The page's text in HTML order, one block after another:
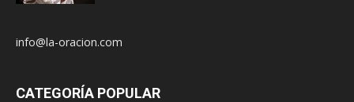
info@la-oracion.com
CATEGORÍA POPULAR